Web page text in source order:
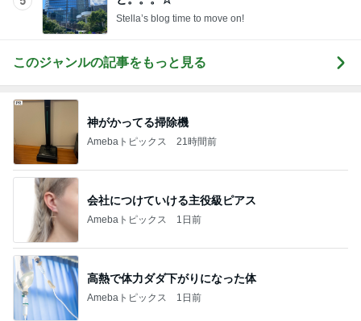
Stella’s blog time to move on!
このジャンルの記事をもっと見る
神がかってる掃除機
Amebaトピックス 21時間前
会社につけていける主役級ピアス
Amebaトピックス 1日前
高熱で体力ダダ下がりになった体
Amebaトピックス 1日前